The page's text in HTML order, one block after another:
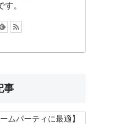
。
事
ームパーティに最適】